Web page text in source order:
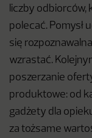
liczby odbiorców,
polecać. Pomysł
się
wzrastać.
poszerzanie
produktowe: od
gadżety dla
za tożsame